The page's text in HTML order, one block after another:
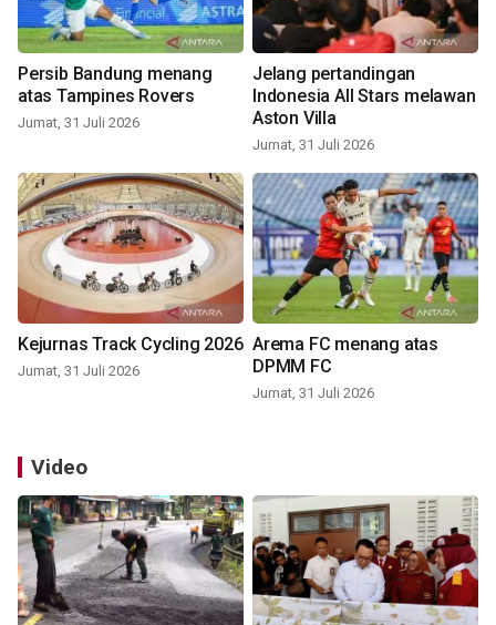
Persib Bandung menang
atas Tampines Rovers
Jumat, 31 Juli 2026
Jelang pertandingan
Indonesia All Stars melawan
Aston Villa
Jumat, 31 Juli 2026
Kejurnas Track Cycling 2026
Jumat, 31 Juli 2026
Arema FC menang atas
DPMM FC
Jumat, 31 Juli 2026
Video